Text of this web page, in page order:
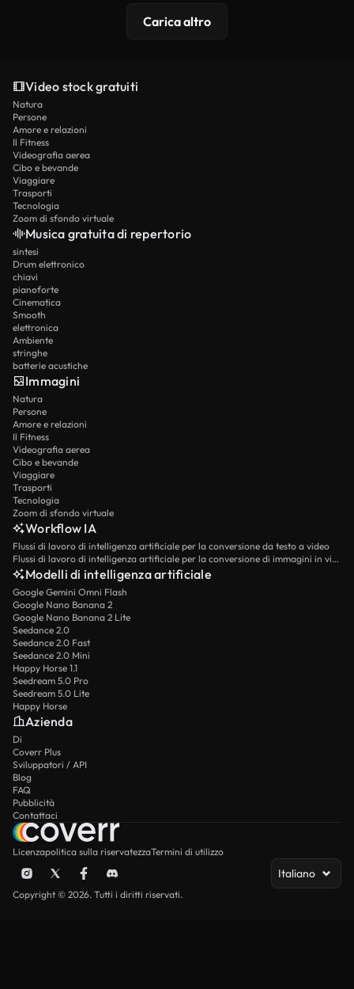
Carica altro
Video stock gratuiti
Natura
Persone
Amore e relazioni
Il Fitness
Videografia aerea
Cibo e bevande
Viaggiare
Trasporti
Tecnologia
Zoom di sfondo virtuale
Musica gratuita di repertorio
sintesi
Drum elettronico
chiavi
pianoforte
Cinematica
Smooth
elettronica
Ambiente
stringhe
batterie acustiche
Immagini
Natura
Persone
Amore e relazioni
Il Fitness
Videografia aerea
Cibo e bevande
Viaggiare
Trasporti
Tecnologia
Zoom di sfondo virtuale
Workflow IA
Flussi di lavoro di intelligenza artificiale per la conversione da testo a video
Flussi di lavoro di intelligenza artificiale per la conversione di immagini in video
Modelli di intelligenza artificiale
Google Gemini Omni Flash
Google Nano Banana 2
Google Nano Banana 2 Lite
Seedance 2.0
Seedance 2.0 Fast
Seedance 2.0 Mini
Happy Horse 1.1
Seedream 5.0 Pro
Seedream 5.0 Lite
Happy Horse
Azienda
Di
Coverr Plus
Sviluppatori / API
Blog
FAQ
Pubblicità
Contattaci
Licenzapolitica sulla riservatezzaTermini di utilizzo
Italiano
Copyright © 2026. Tutti i diritti riservati.